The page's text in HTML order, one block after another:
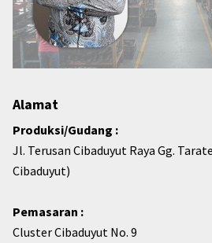
Alamat
Produksi/Gudang :
Jl. Terusan Cibaduyut Raya Gg.
Cibaduyut)
Pemasaran :
Cluster Cibaduyut No. 9